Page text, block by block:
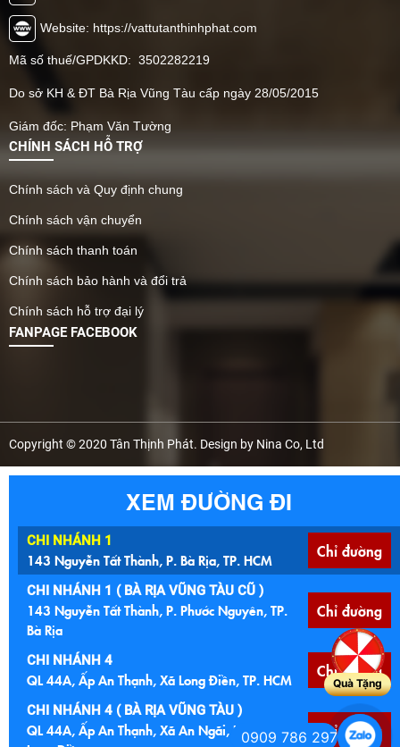
Website: https://vattutanthinhphat.com
Mã số thuế/GPDKKD: 3502282219
Do sở KH & ĐT Bà Rịa Vũng Tàu cấp ngày 28/05/2015
Giám đốc: Phạm Văn Tường
CHÍNH SÁCH HỖ TRỢ
Chính sách và Quy định chung
Chính sách vận chuyển
Chính sách thanh toán
Chính sách bảo hành và đổi trả
Chính sách hỗ trợ đại lý
FANPAGE FACEBOOK
Copyright © 2020 Tân Thịnh Phát. Design by Nina Co, Ltd
XEM ĐƯỜNG ĐI
CHI NHÁNH 1
143 Nguyễn Tất Thành, P. Bà Rịa, TP. HCM Chỉ đường
CHI NHÁNH 1 ( BÀ RỊA VŨNG TÀU CŨ )
143 Nguyễn Tất Thành, P. Phước Nguyên, TP.
Bà Rịa
Chỉ đường
CHI NHÁNH 4
QL 44A, Ấp An Thạnh, Xã Long Điền, TP. HCM Chỉ đường
CHI NHÁNH 4 ( BÀ RỊA VŨNG TÀU )
QL 44A, Ấp An Thạnh, Xã An Ngãi, Huyện
Chỉ đường
Quà Tặng
0909 786 297